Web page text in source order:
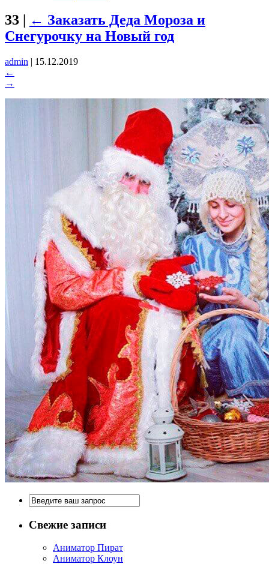
33 | ← Заказать Деда Мороза и
Снегурочку на Новый год
admin | 15.12.2019
←
→
Свежие записи
Аниматор Пират
Аниматор Клоун